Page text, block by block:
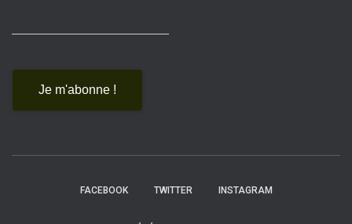
FACEBOOK TWITTER INSTAGRAM